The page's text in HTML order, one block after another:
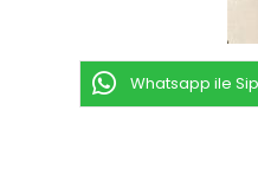
Whatsapp ile